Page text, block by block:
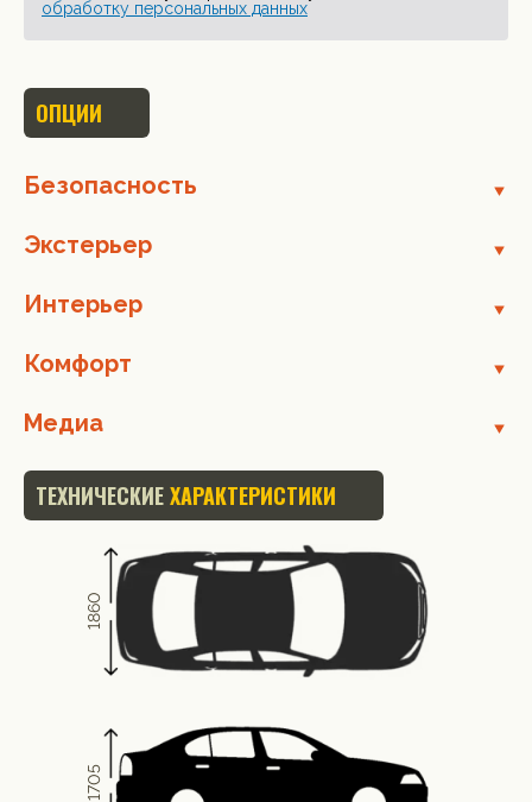
обработку персональных данных
ОПЦИИ
Безопасность
Экстерьер
Интерьер
Комфорт
Медиа
ТЕХНИЧЕСКИЕХАРАКТЕРИСТИКИ
1705
1860